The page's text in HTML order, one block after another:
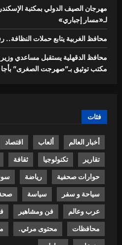
مهرجان الصيف الدولي بمكتبة
لـ«مسار إجباري»
محافظ الغربية يتابع حملات النظافة.. رفع 935 طنًا من بؤر
محافظ الدقهلية يستقبل مساعدي وزير
مكتب توثيق بـ”صهرجت الصغرى” بأجا
فئات
أخبار العالم ألعاب اقتصاد
تقارير تكنولوجيا ثقافة
حوارات صحفية رياضة
سياحة و سفر سياسة
عرب وعالم فن ومشاهير
محافظات محتوى مرئي.